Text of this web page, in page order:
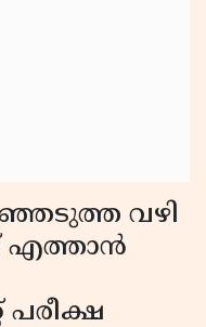
വഴി
എത്താൻ
പരീക്ഷ